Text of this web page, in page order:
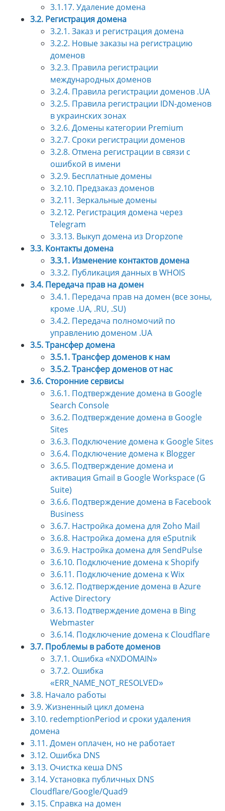
3.1.17. Удаление домена
3.2. Регистрация домена
3.2.1. Заказ и регистрация домена
3.2.2. Новые заказы на регистрацию
доменов
3.2.3. Правила регистрации
международных доменов
3.2.4. Правила регистрации доменов .UA
3.2.5. Правила регистрации IDN-доменов
в украинских зонах
3.2.6. Домены категории Premium
3.2.7. Сроки регистрации доменов
3.2.8. Отмена регистрации в связи с
ошибкой в имени
3.2.9. Бесплатные домены
3.2.10. Предзаказ доменов
3.2.11. Зеркальные домены
3.2.12. Регистрация домена через
Telegram
3.3.13. Выкуп домена из Dropzone
3.3. Контакты домена
3.3.1. Изменение контактов домена
3.3.2. Публикация данных в WHOIS
3.4. Передача прав на домен
3.4.1. Передача прав на домен (все зоны,
кроме .UA, .RU, .SU)
3.4.2. Передача полномочий по
управлению доменом .UA
3.5. Трансфер домена
3.5.1. Трансфер доменов к нам
3.5.2. Трансфер доменов от нас
3.6. Сторонние сервисы
3.6.1. Подтверждение домена в Google
Search Console
3.6.2. Подтверждение домена в Google
Sites
3.6.3. Подключение домена к Google Sites
3.6.4. Подключение домена к Blogger
3.6.5. Подтверждение домена и
активация Gmail в Google Workspace (G
Suite)
3.6.6. Подтверждение домена в Facebook
Business
3.6.7. Настройка домена для Zoho Mail
3.6.8. Настройка домена для eSputnik
3.6.9. Настройка домена для SendPulse
3.6.10. Подключение домена к Shopify
3.6.11. Подключение домена к Wix
3.6.12. Подтверждение домена в Azure
Active Directory
3.6.13. Подтверждение домена в Bing
Webmaster
3.6.14. Подключение домена к Cloudflare
3.7. Проблемы в работе доменов
3.7.1. Ошибка «NXDOMAIN»
3.7.2. Ошибка
«ERR_NAME_NOT_RESOLVED»
3.8. Начало работы
3.9. Жизненный цикл домена
3.10. redemptionPeriod и сроки удаления
домена
3.11. Домен оплачен, но не работает
3.12. Ошибка DNS
3.13. Очистка кеша DNS
3.14. Установка публичных DNS
Cloudflare/Google/Quad9
3.15. Справка на домен